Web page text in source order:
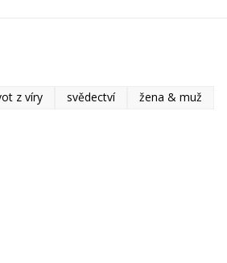
z víry svědectví žena & muž